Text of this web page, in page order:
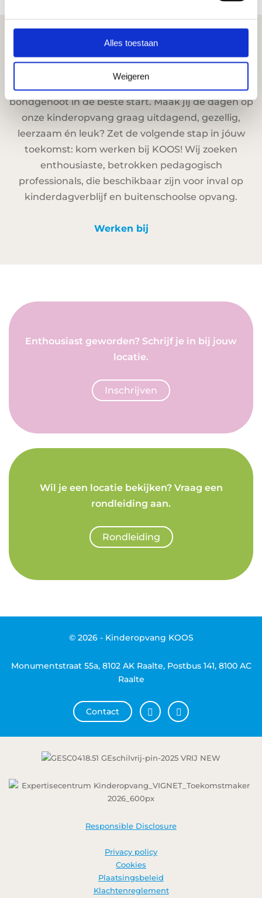
Alles toestaan
Weigeren
Bondgenoot in de beste start
bondgenoot in de beste start. Maak jij de dagen op
onze kinderopvang graag uitdagend, gezellig,
leerzaam én leuk? Zet de volgende stap in jóuw
toekomst: kom werken bij KOOS! Wij zoeken
enthousiaste, betrokken pedagogisch
professionals, die beschikbaar zijn voor inval op
kinderdagverblijf en buitenschoolse opvang.
Werken bij
Enthousiast geworden? Schrijf je in bij jouw
locatie.
Inschrijven
Wil je een locatie bekijken? Vraag een
rondleiding aan.
Rondleiding
© 2026 - Kinderopvang KOOS
Monumentstraat 55a, 8102 AK Raalte, Postbus 141, 8100 AC
Raalte
Contact
Responsible Disclosure
Privacy policy
Cookies
Plaatsingsbeleid
Klachtenreglement